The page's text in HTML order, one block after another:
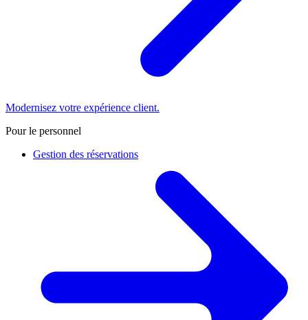
Modernisez votre expérience client.
Pour le personnel
Gestion des réservations